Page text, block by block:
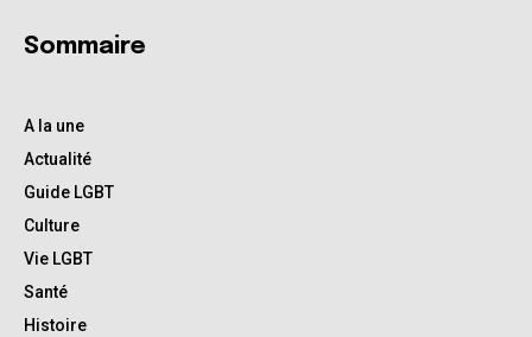
Sommaire
A la une
Actualité
Guide LGBT
Culture
Vie LGBT
Santé
Histoire